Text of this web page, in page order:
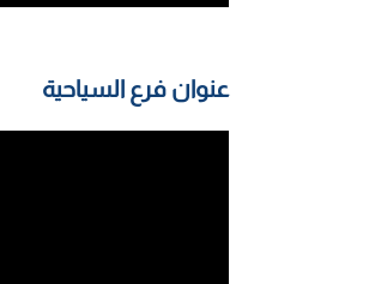
عنوان فرع السياحية